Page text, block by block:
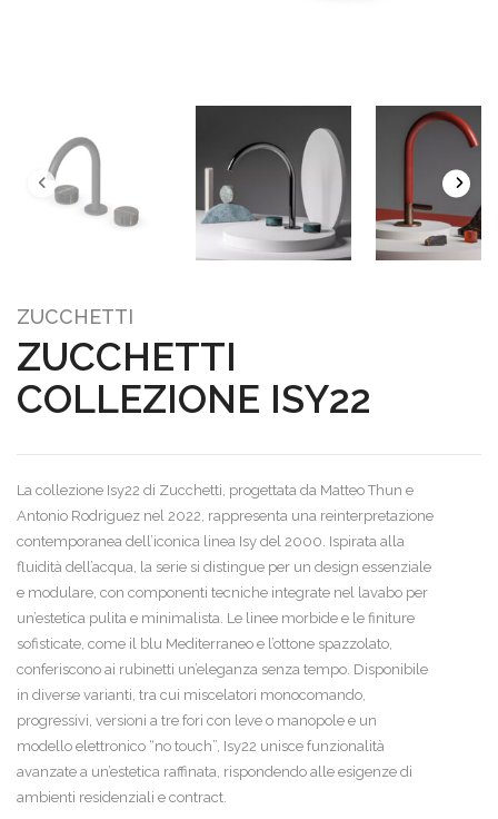
ZUCCHETTI
ZUCCHETTI
COLLEZIONE ISY22
La collezione Isy22 di Zucchetti, progettata da Matteo Thun e
Antonio Rodriguez nel 2022, rappresenta una reinterpretazione
contemporanea dell’iconica linea Isy del 2000. Ispirata alla
fluidità dell’acqua, la serie si distingue per un design essenziale
e modulare, con componenti tecniche integrate nel lavabo per
un’estetica pulita e minimalista. Le linee morbide e le finiture
sofisticate, come il blu Mediterraneo e l’ottone spazzolato,
conferiscono ai rubinetti un’eleganza senza tempo. Disponibile
in diverse varianti, tra cui miscelatori monocomando,
progressivi, versioni a tre fori con leve o manopole e un
modello elettronico “no touch”, Isy22 unisce funzionalità
avanzate a un’estetica raffinata, rispondendo alle esigenze di
ambienti residenziali e contract.